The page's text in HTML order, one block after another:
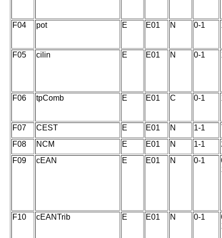
F04 pot E E01 N 0-1
F05 cilin E E01 N 0-1
F06 tpComb E E01 C 0-1
F07 CEST E E01 N 1-1
F08
NCM E E01 N 1-1
F09
cEAN E E01 N 0-1
F10 cEANTrib E E01 N 0-1